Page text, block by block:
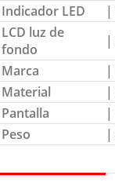
Indicador LED
|
LCD luz de
fondo
|
Marca
|
Material
|
Pantalla
|
Peso
|